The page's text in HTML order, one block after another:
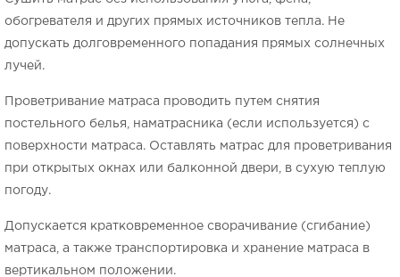
обогревателя и других прямых источников тепла. Не
допускать долговременного попадания прямых солнечных
лучей.
Проветривание матраса проводить путем снятия
постельного белья, наматрасника (если используется) с
поверхности матраса. Оставлять матрас для проветривания
при открытых окнах или балконной двери, в сухую теплую
погоду.
Допускается кратковременное сворачивание (сгибание)
матраса, а также транспортировка и хранение матраса в
вертикальном положении.